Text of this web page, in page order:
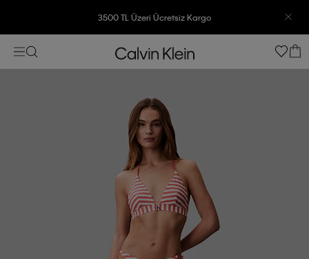
3500 TL Üzeri Ücretsiz Kargo
7500 TL Ve Üzeri Alışverişlerinizde 6 Taksit İmkanı